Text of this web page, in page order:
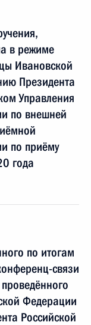
в режиме
Ивановской
Президента
Управления
по внешней
по приёму
года
по итогам
связи
Федерации
Российской